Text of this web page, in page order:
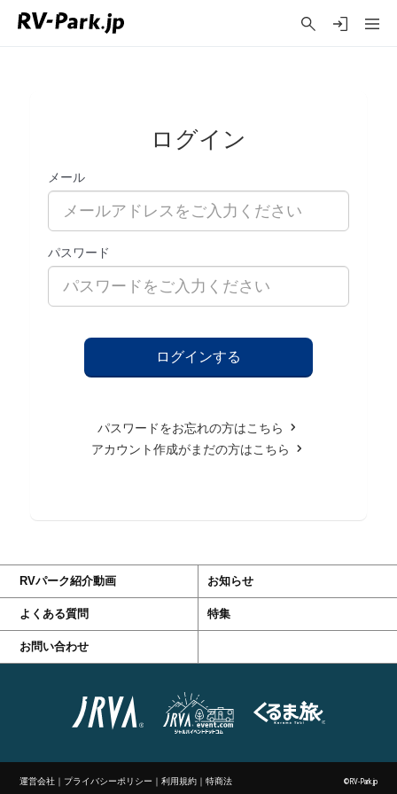
ログイン
メール
パスワード
パスワードをお忘れの方はこちら
アカウント作成がまだの方はこちら
RVパーク紹介動画 お知らせ
よくある質問 特集
お問い合わせ
運営会社 ｜ プライバシーポリシー ｜利用規約 ｜特商法 ©RV-Park.jp